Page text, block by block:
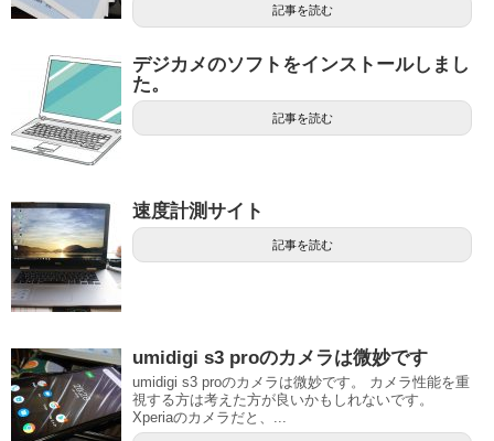
記事を読む
デジカメのソフトをインストールしまし
た。
記事を読む
速度計測サイト
記事を読む
umidigi s3 proのカメラは微妙です
umidigi s3 proのカメラは微妙です。 カメラ性能を重
視する方は考えた方が良いかもしれないです。
Xperiaのカメラだと、...